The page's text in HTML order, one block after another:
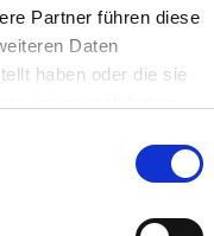
Partner führen diese
Daten
haben oder die sie
12. August 2026